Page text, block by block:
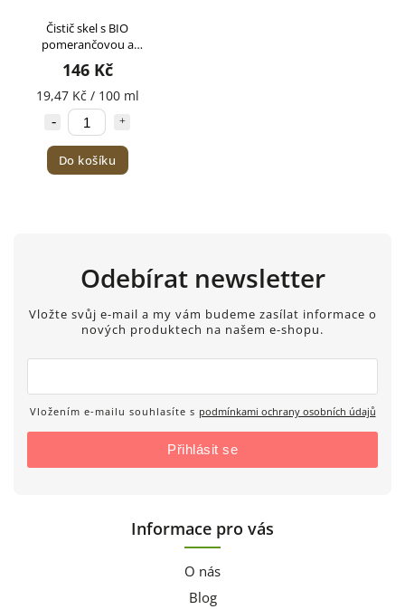
Čistič skel s BIO
pomerančovou a
citronelovou silicí
TIERRA VERDE 750ml
146 Kč
19,47 Kč / 100 ml
Do košíku
Odebírat newsletter
Vložte svůj e-mail a my vám budeme zasílat informace o
nových produktech na našem e-shopu.
Vložením e-mailu souhlasíte s podmínkami ochrany osobních údajů
Přihlásit se
Informace pro vás
O nás
Blog